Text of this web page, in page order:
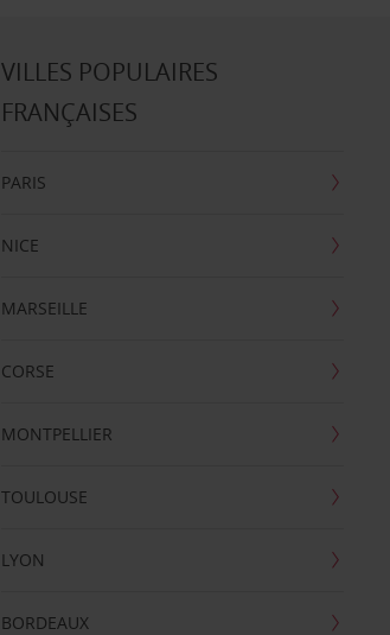
VILLES POPULAIRES
FRANÇAISES
PARIS
NICE
MARSEILLE
CORSE
MONTPELLIER
TOULOUSE
LYON
BORDEAUX